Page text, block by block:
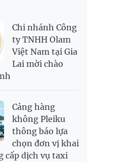
308.64
341.64
6,952.32
7,251.54
2,712.86
2,827.89
26,070 26,450
139,500,000143,100,000
Chi nhánh Công
ty TNHH Olam
Việt Nam tại Gia
Lai mời chào
Cảng hàng
không Pleiku
thông báo lựa
chọn đơn vị khai
cấp dịch vụ taxi